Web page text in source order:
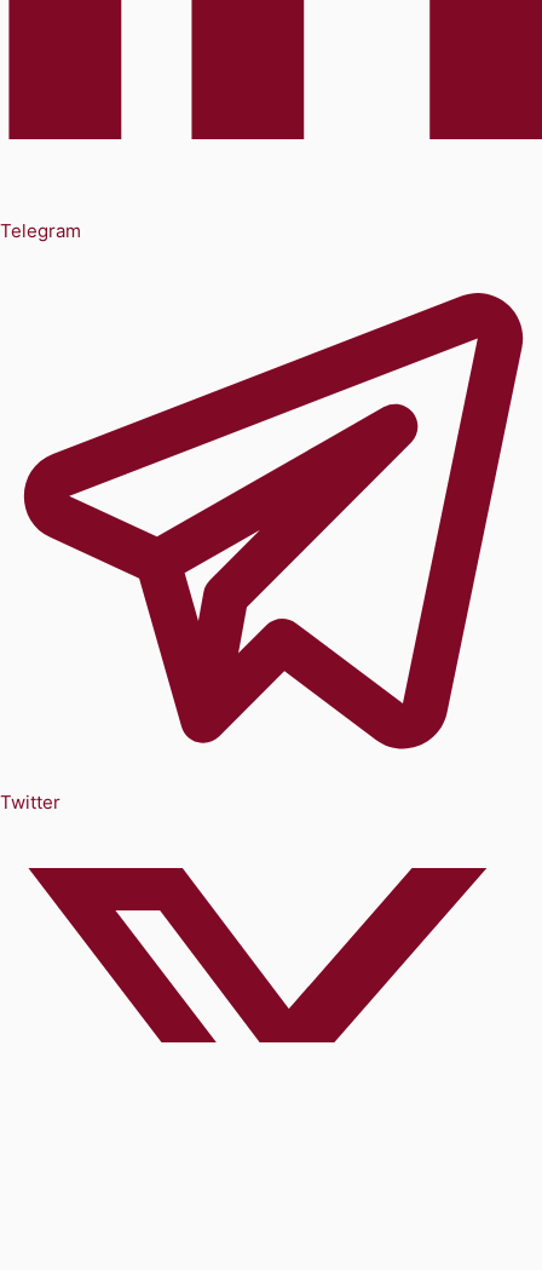
Telegram
Twitter